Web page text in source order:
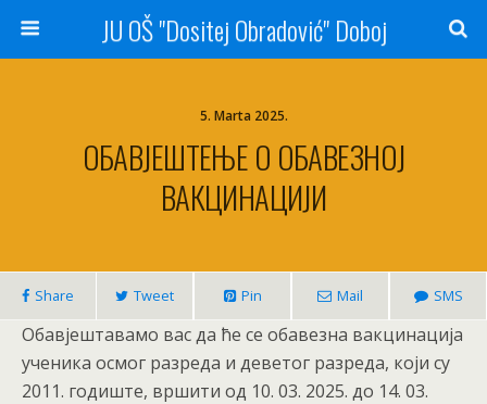
JU OŠ "Dositej Obradović" Doboj
5. Marta 2025.
ОБАВЈЕШТЕЊЕ О ОБАВЕЗНОЈ
ВАКЦИНАЦИЈИ
Share Tweet Pin Mail SMS
Обавјештавамо вас да ће се обавезна вакцинација
ученика осмог разреда и деветог разреда, који су
2011. годиште, вршити од 10. 03. 2025. до 14. 03.